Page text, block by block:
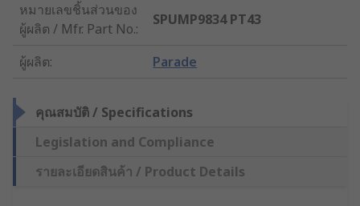
หมายเลขชิ้นส่วนของ
ผู้ผลิต / Mfr. Part No.:
SPUMP9834 PT43
ผู้ผลิต: Parade
คุณสมบัติ / Specifications
Legislation and Compliance
รายละเอียดสินค้า / Product Details